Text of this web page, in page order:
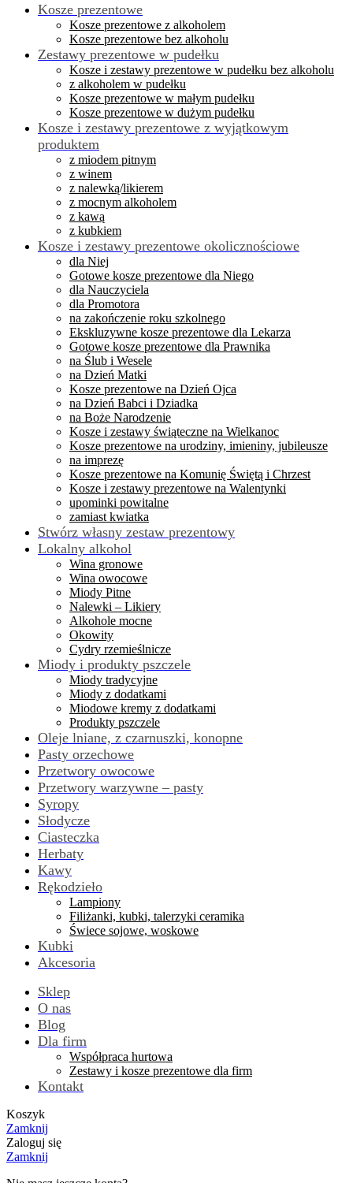
Kosze prezentowe
Kosze prezentowe z alkoholem
Kosze prezentowe bez alkoholu
Zestawy prezentowe w pudełku
Kosze i zestawy prezentowe w pudełku bez alkoholu
z alkoholem w pudełku
Kosze prezentowe w małym pudełku
Kosze prezentowe w dużym pudełku
Kosze i zestawy prezentowe z wyjątkowym
produktem
z miodem pitnym
z winem
z nalewką/likierem
z mocnym alkoholem
z kawą
z kubkiem
Kosze i zestawy prezentowe okolicznościowe
dla Niej
Gotowe kosze prezentowe dla Niego
dla Nauczyciela
dla Promotora
na zakończenie roku szkolnego
Ekskluzywne kosze prezentowe dla Lekarza
Gotowe kosze prezentowe dla Prawnika
na Ślub i Wesele
na Dzień Matki
Kosze prezentowe na Dzień Ojca
na Dzień Babci i Dziadka
na Boże Narodzenie
Kosze i zestawy świąteczne na Wielkanoc
Kosze prezentowe na urodziny, imieniny, jubileusze
na imprezę
Kosze prezentowe na Komunię Świętą i Chrzest
Kosze i zestawy prezentowe na Walentynki
upominki powitalne
zamiast kwiatka
Stwórz własny zestaw prezentowy
Lokalny alkohol
Wina gronowe
Wina owocowe
Miody Pitne
Nalewki – Likiery
Alkohole mocne
Okowity
Cydry rzemieślnicze
Miody i produkty pszczele
Miody tradycyjne
Miody z dodatkami
Miodowe kremy z dodatkami
Produkty pszczele
Oleje lniane, z czarnuszki, konopne
Pasty orzechowe
Przetwory owocowe
Przetwory warzywne – pasty
Syropy
Słodycze
Ciasteczka
Herbaty
Kawy
Rękodzieło
Lampiony
Filiżanki, kubki, talerzyki ceramika
Świece sojowe, woskowe
Kubki
Akcesoria
Sklep
O nas
Blog
Dla firm
Współpraca hurtowa
Zestawy i kosze prezentowe dla firm
Kontakt
Koszyk
Zamknij
Zaloguj się
Zamknij